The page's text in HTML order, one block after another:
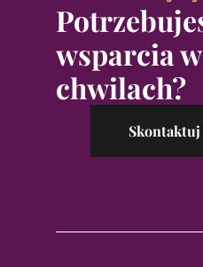
wsparcia
chwilach?
Skontaktuj